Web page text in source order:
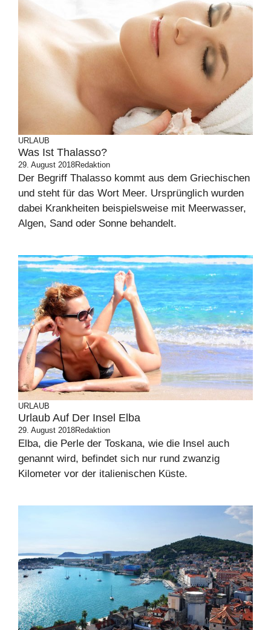
URLAUB
Was Ist Thalasso?
29. August 2018Redaktion
Der Begriff Thalasso kommt aus dem Griechischen
und steht für das Wort Meer. Ursprünglich wurden
dabei Krankheiten beispielsweise mit Meerwasser,
Algen, Sand oder Sonne behandelt.
URLAUB
Urlaub Auf Der Insel Elba
29. August 2018Redaktion
Elba, die Perle der Toskana, wie die Insel auch
genannt wird, befindet sich nur rund zwanzig
Kilometer vor der italienischen Küste.